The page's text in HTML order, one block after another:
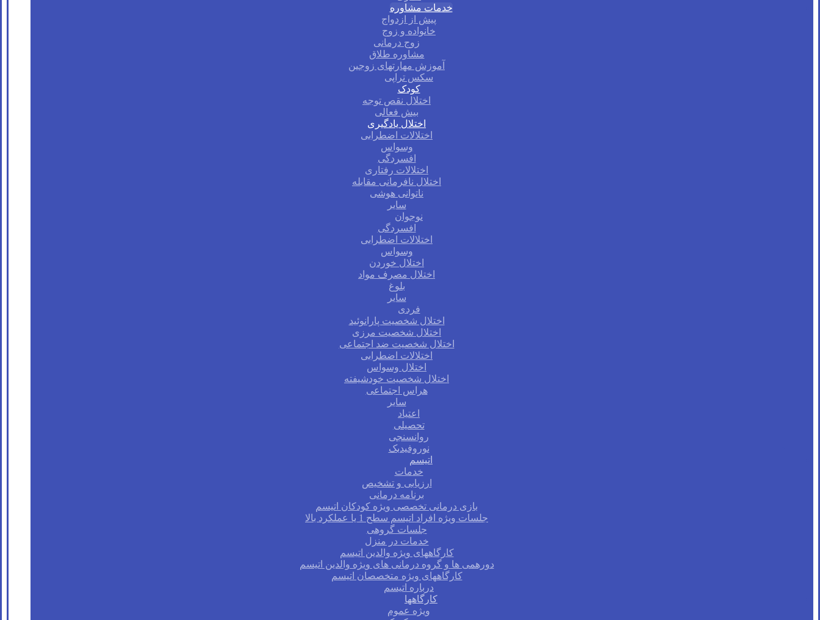
خدمات مشاوره
پیش از ازدواج
خانواده و زوج
زوج درمانی
مشاوره طلاق
آموزش مهارتهای زوجین
سکس تراپی
کودک
اختلال نقص توجه
بیش فعالی
اختلال یادگیری
اختلالات اضطرابی
وسواس
افسردگی
اختلالات رفتاری
اختلال نافرمانی مقابله
ناتوانی هوشی
سایر
نوجوان
افسردگی
اختلالات اضطرابی
وسواس
اختلال خوردن
اختلال مصرف مواد
بلوغ
سایر
فردی
اختلال شخصیت پارانوئید
اختلال شخصیت مرزی
اختلال شخصیت ضد اجتماعی
اختلالات اضطرابی
اختلال وسواس
اختلال شخصیت خودشیفته
هراس اجتماعی
سایر
اعتیاد
تحصیلی
روانسنجی
نوروفیدبک
اتیسم
خدمات
ارزیابی و تشخیص
برنامه درمانی
بازی درمانی تخصصی ویژه کودکان اتیسم
جلسات ویژه افراد اتیسم سطح 1 یا عملکرد بالا
جلسات گروهی
خدمات در منزل
کارگاههای ویژه والدین اتیسم
دورهمی ها و گروه درمانی های ویژه والدین اتیسم
کارگاههای ویژه متخصصان اتیسم
درباره اتیسم
کارگاهها
ویژه عموم